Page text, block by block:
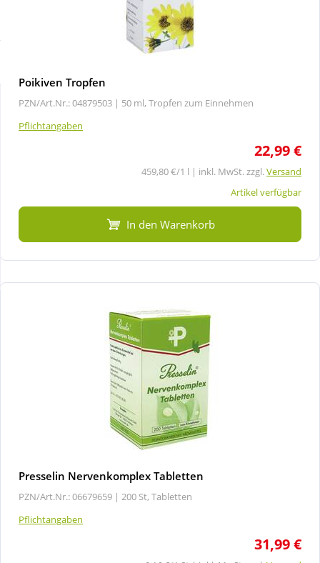
Natur & Homöopathie
Tierbedarf
Wellness
Poikiven Tropfen
PZN/Art.Nr.: 04879503 | 50 ml, Tropfen zum Einnehmen
Pflichtangaben
22,99 €
459,80 €/1 l | inkl. MwSt. zzgl.Versand
Artikel verfügbar
In den Warenkorb
Presselin Nervenkomplex Tabletten
PZN/Art.Nr.: 06679659 | 200 St, Tabletten
Pflichtangaben
31,99 €